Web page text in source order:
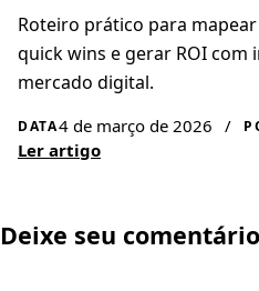
Roteiro prático para
quick wins e gerar ROI com
mercado digital.
DATA4 de março de 2026 /
Ler artigo
Deixe seu